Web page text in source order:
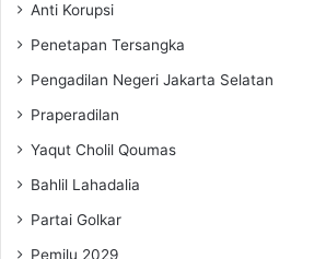
Anti Korupsi
Penetapan Tersangka
Pengadilan Negeri Jakarta Selatan
Praperadilan
Yaqut Cholil Qoumas
Bahlil Lahadalia
Partai Golkar
Pemilu 2029